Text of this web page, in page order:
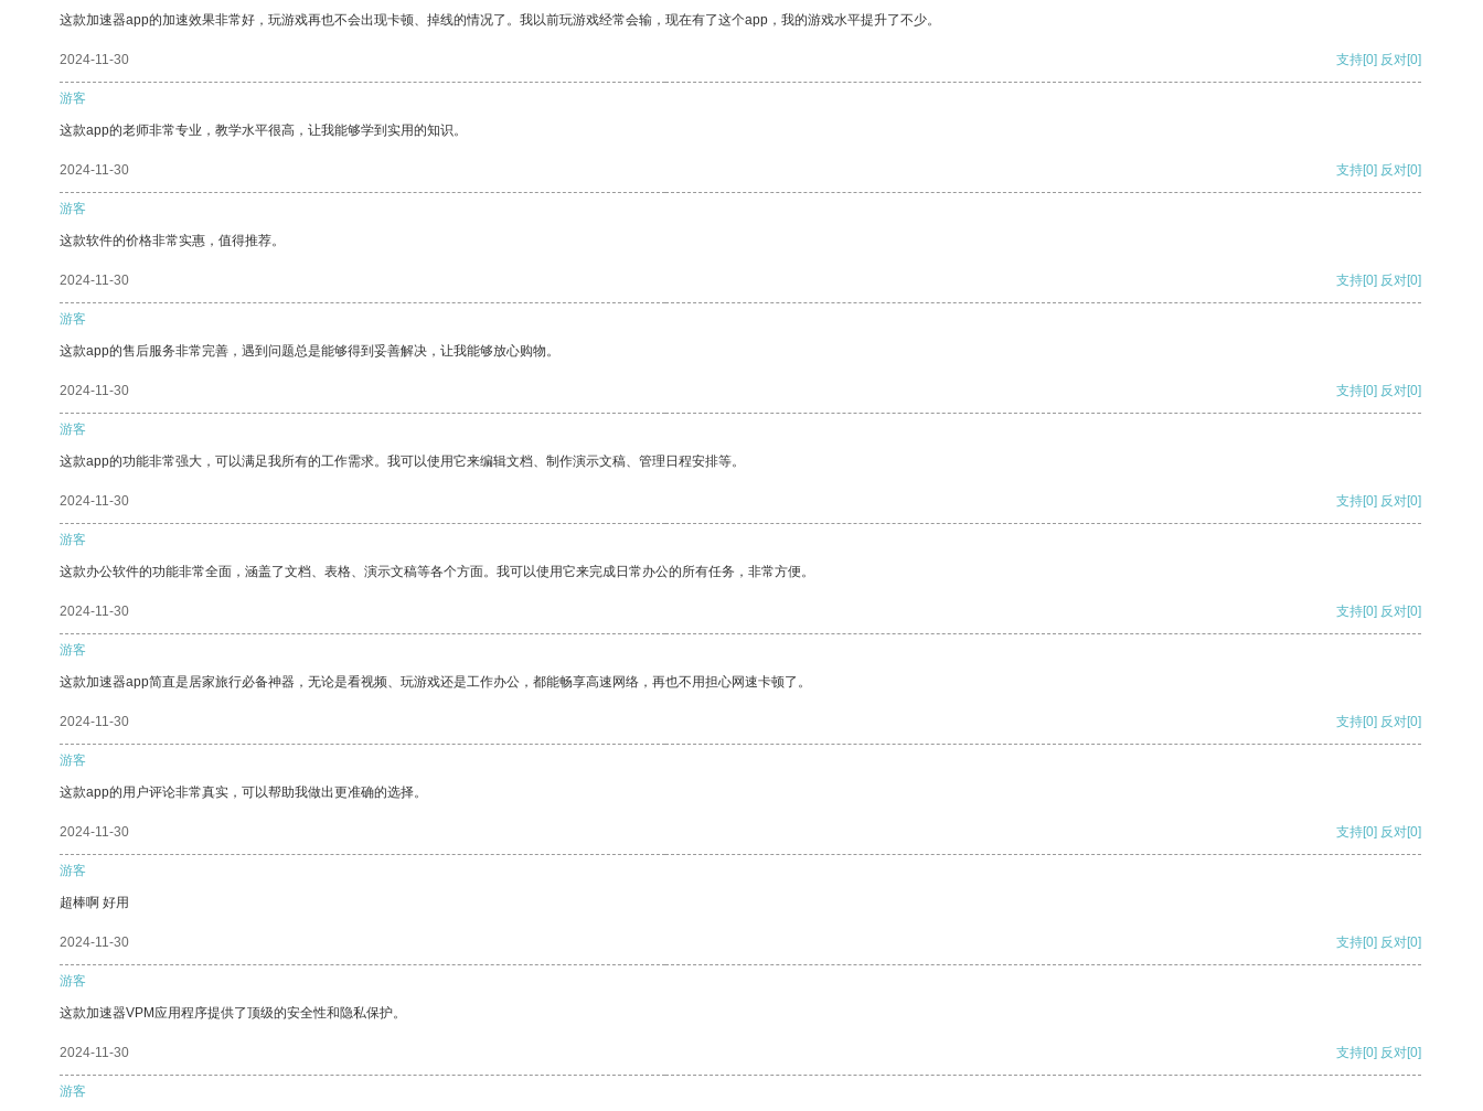
这款加速器app的加速效果非常好，玩游戏再也不会出现卡顿、掉线的情况了。我以前玩游戏经常会输，现在有了这个app，我的游戏水平提升了不少。
2024-11-30 支持[0] 反对[0]
游客
这款app的老师非常专业，教学水平很高，让我能够学到实用的知识。
2024-11-30 支持[0] 反对[0]
游客
这款软件的价格非常实惠，值得推荐。
2024-11-30 支持[0] 反对[0]
游客
这款app的售后服务非常完善，遇到问题总是能够得到妥善解决，让我能够放心购物。
2024-11-30 支持[0] 反对[0]
游客
这款app的功能非常强大，可以满足我所有的工作需求。我可以使用它来编辑文档、制作演示文稿、管理日程安排等。
2024-11-30 支持[0] 反对[0]
游客
这款办公软件的功能非常全面，涵盖了文档、表格、演示文稿等各个方面。我可以使用它来完成日常办公的所有任务，非常方便。
2024-11-30 支持[0] 反对[0]
游客
这款加速器app简直是居家旅行必备神器，无论是看视频、玩游戏还是工作办公，都能畅享高速网络，再也不用担心网速卡顿了。
2024-11-30 支持[0] 反对[0]
游客
这款app的用户评论非常真实，可以帮助我做出更准确的选择。
2024-11-30 支持[0] 反对[0]
游客
超棒啊 好用
2024-11-30 支持[0] 反对[0]
游客
这款加速器VPM应用程序提供了顶级的安全性和隐私保护。
2024-11-30 支持[0] 反对[0]
游客